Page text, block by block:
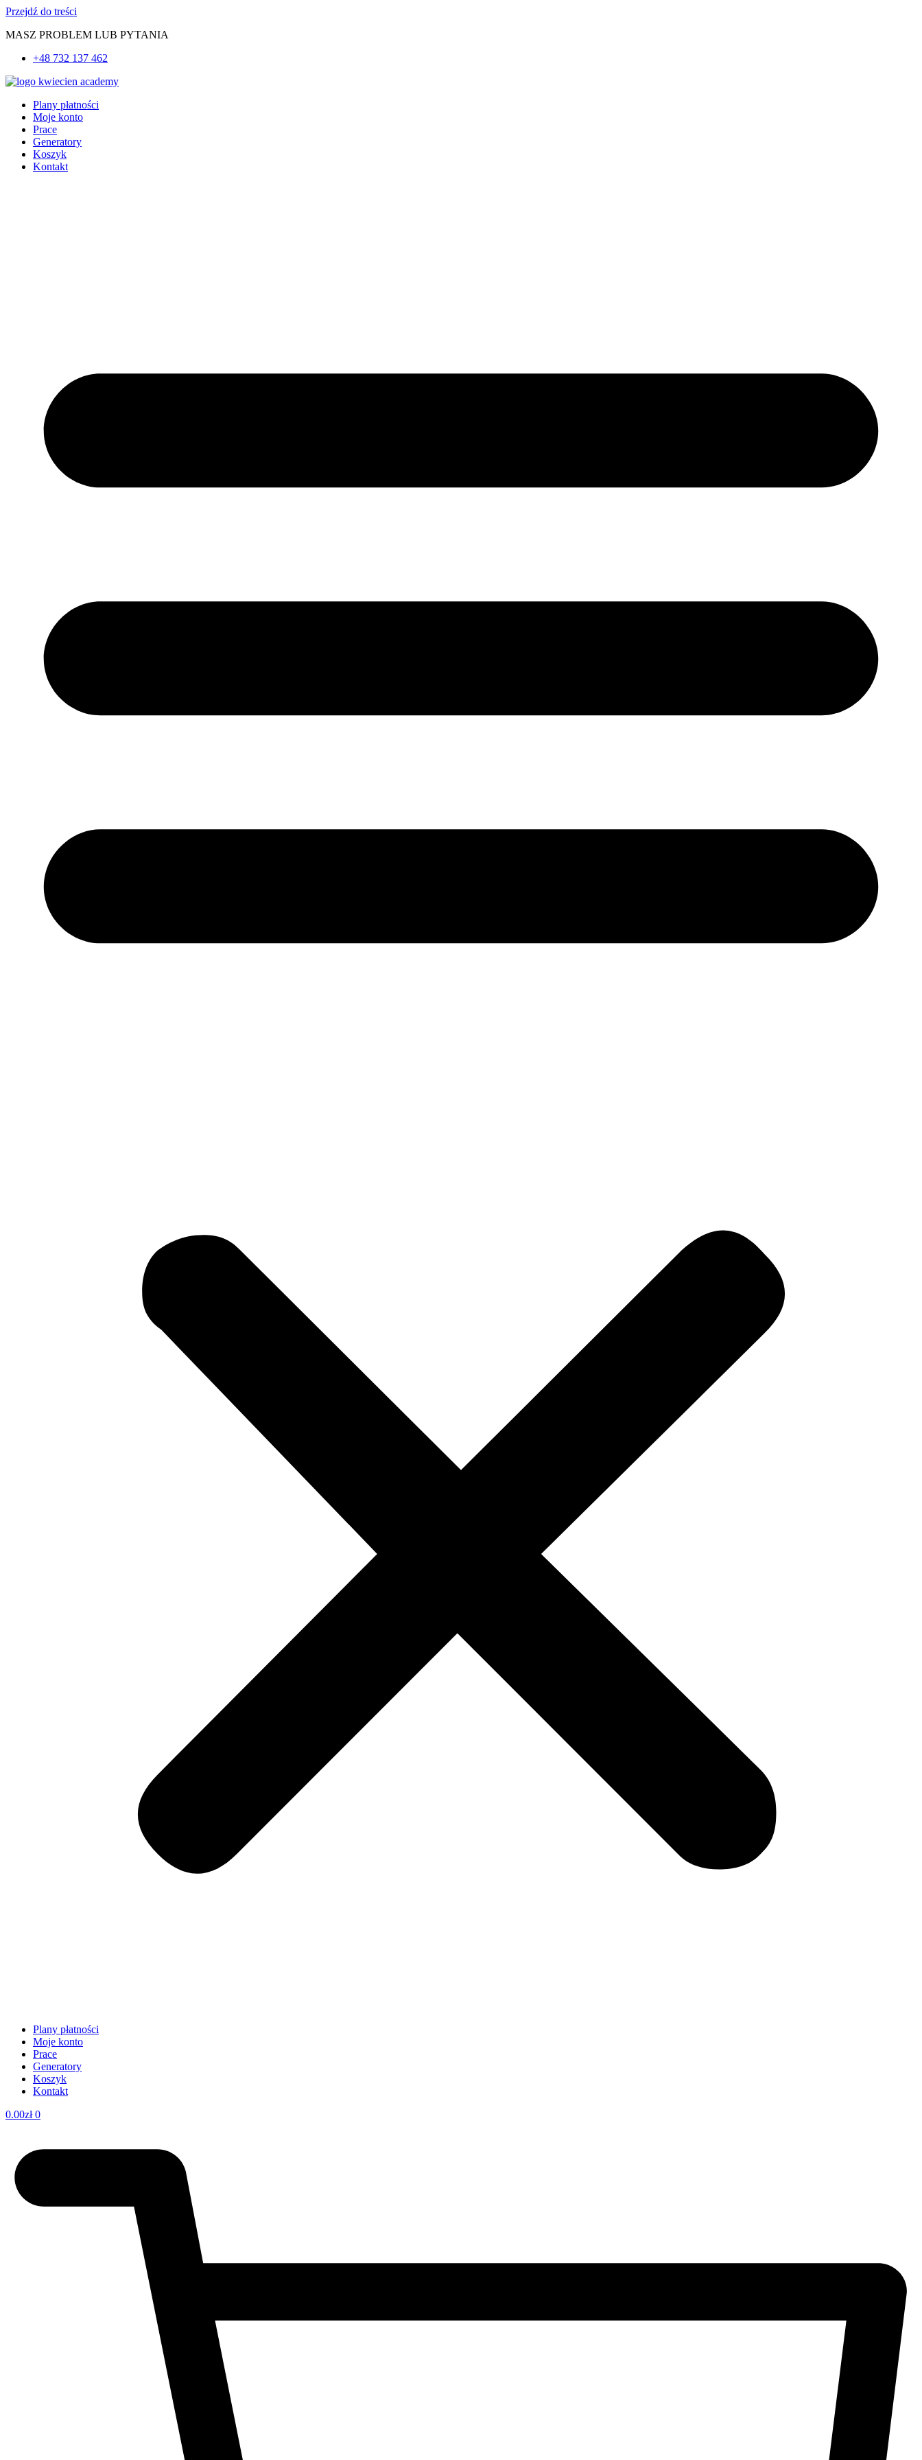
Przejdź do treści
MASZ PROBLEM LUB PYTANIA
+48 732 137 462
Plany płatności
Moje konto
Prace
Generatory
Koszyk
Kontakt
Plany płatności
Moje konto
Prace
Generatory
Koszyk
Kontakt
0.00zł 0